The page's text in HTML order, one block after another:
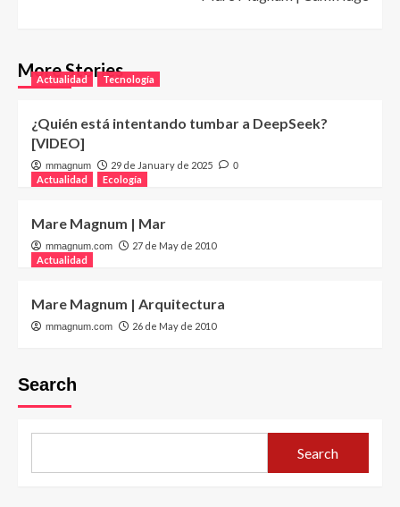
More Stories
Actualidad Tecnología
¿Quién está intentando tumbar a DeepSeek?
[VIDEO]
mmagnum 29 de January de 2025 0
Actualidad Ecología
Mare Magnum | Mar
mmagnum.com
27 de May de 2010
Actualidad
Mare Magnum | Arquitectura
mmagnum.com 26 de May de 2010
Search
Search